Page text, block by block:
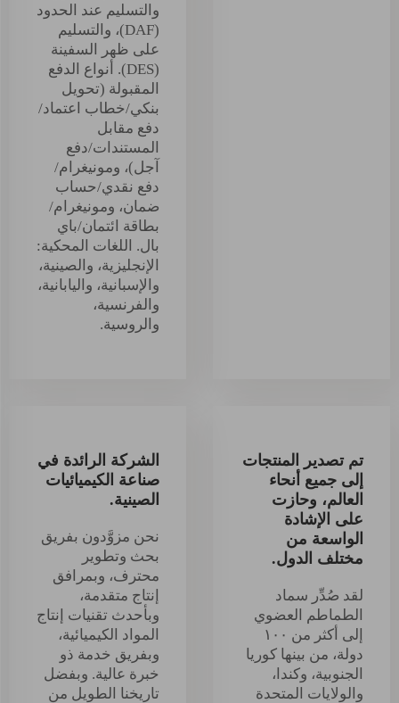
والتسليم عند الحدود
(DAF)، والتسليم
على ظهر السفينة
(DES). أنواع الدفع
المقبولة (تحويل
بنكي/خطاب اعتماد/
دفع مقابل
المستندات/دفع
آجل)، ومونيغرام/
دفع نقدي/حساب
ضمان، ومونيغرام/
بطاقة ائتمان/باي
بال. اللغات المحكية:
الإنجليزية، والصينية،
والإسبانية، واليابانية،
والفرنسية،
والروسية.
تم تصدير المنتجات
إلى جميع أنحاء
العالم، وحازت
على الإشادة
الواسعة من
مختلف الدول.
لقد صُدِّر سماد
الطماطم العضوي
إلى أكثر من ١٠٠
دولة، من بينها كوريا
الجنوبية، وكندا،
والولايات المتحدة
الشركة الرائدة في
صناعة الكيميائيات
الصينية.
نحن مزوَّدون بفريق
بحث وتطوير
محترف، وبمرافق
إنتاج متقدمة،
وبأحدث تقنيات إنتاج
المواد الكيميائية،
وبفريق خدمة ذو
خبرة عالية. وبفضل
تاريخنا الطويل من